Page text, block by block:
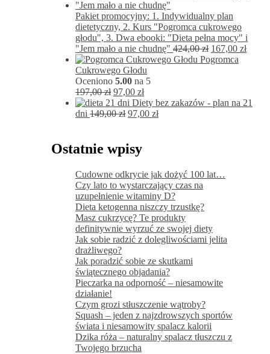
Pakiet promocyjny: 1. Indywidualny plan
dietetyczny, 2. Kurs "Pogromca cukrowego
głodu", 3. Dwa ebooki: "Dieta pełna mocy" i
"Jem mało a nie chudnę" 424,00zł Pierwotna
cena
167,00 zł
Pogromca
Cukrowego Głodu
Oceniono 5.00 na 5
197,00zł Pierwotna
cena
wynosiła:
97,00 złAktualna
cena
wynosi:
Diety bez zakazów - plan na 21
dni 149,00zł Pierwotna
149,00 zł.
97,00 złAktualna
Ostatnie wpisy
Cudowne odkrycie jak dożyć 100 lat…
Czy lato to wystarczający czas na
uzupełnienie witaminy D?
Dieta ketogenna niszczy trzustkę?
Masz cukrzycę? Te produkty
definitywnie wyrzuć ze swojej diety
Jak sobie radzić z dolegliwościami jelita
drażliwego?
Jak poradzić sobie ze skutkami
świątecznego objadania?
Pieczarka na odporność – niesamowite
działanie!
Czym grozi stłuszczenie wątroby?
Squash – jeden z najzdrowszych sportów
świata i niesamowity spalacz kalorii
Dzika róża – naturalny spalacz tłuszczu z
Twojego brzucha